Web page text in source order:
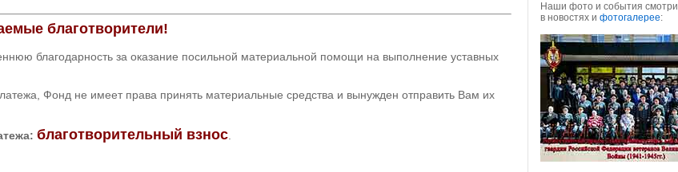
Наши фото и события
в новостях и фотогалерее:
благотворители!
благодарность за оказание посильной материальной помощи на выполнение уставных
Фонд не имеет права принять материальные средства и вынужден отправить Вам их
благотворительный взнос.